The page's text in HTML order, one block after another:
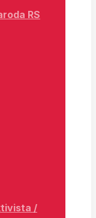
RS
/